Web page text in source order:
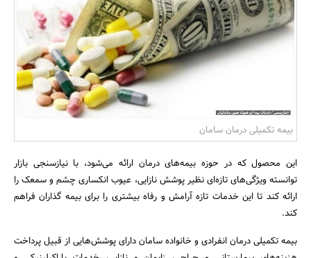
بانک، بیمه و سرمایه
مسکن و ساختمان
بیمه تکمیلی درمان سامان
این محصول که در حوزه بیمه‌های درمان ارائه می‌شود، با نیازسنجی بازار
توانسته ویژگی‌های تازه‌ای نظیر پوشش نازایی، عیوب انکساری چشم و سمعک را
ارائه کند تا این خدمات تازه آرامش و رفاه بیشتری را برای بیمه گذاران فراهم
کند.
بیمه تکمیلی درمان انفرادی و خانواده سامان دارای پوشش‌هایی از قبیل پرداخت